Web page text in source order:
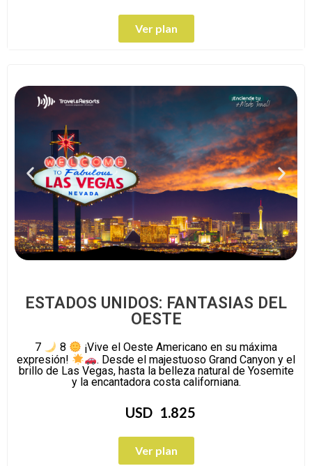
Ver plan
ESTADOS UNIDOS: FANTASIAS DEL
OESTE
7 8
¡Vive el Oeste Americano en su máxima
expresión!
. Desde el majestuoso Grand Canyon y el
brillo de Las Vegas, hasta la belleza natural de Yosemite
y la encantadora costa californiana.
USD 1.825
Ver plan